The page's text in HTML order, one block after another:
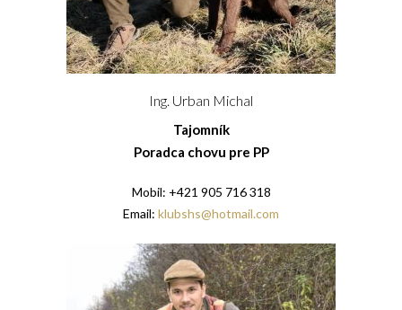
Ing. Urban Michal
Tajomník
Poradca chovu pre PP
Mobil: +421 905 716 318
Email: klubshs@hotmail.com